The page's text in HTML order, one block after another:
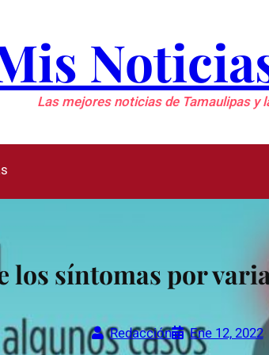
Las mejores noticias de Tamaulipas y
los síntomas por
Redacción Ene 12, 2022